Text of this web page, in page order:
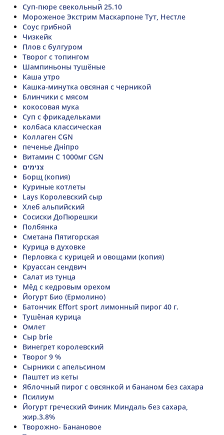
Суп-пюре свекольный 25.10
Мороженое Экстрим Маскарпоне Тут, Нестле
Соус грибной
Чизкейк
Плов с булгуром
Творог с топингом
Шампиньоны тушёные
Каша утро
Кашка-минутка овсяная с черникой
Блинчики с мясом
кокосовая мука
Суп с фрикадельками
колбаса классическая
Коллаген CGN
печенье Дніпро
Витамин С 1000мг CGN
צנימים
Борщ (копия)
Куриные котлеты
Lays Королевский сыр
Хлеб альпийский
Сосиски ДоПюрешки
Полбянка
Сметана Пятигорская
Курица в духовке
Перловка с курицей и овощами (копия)
Круассан сендвич
Салат из тунца
Мёд с кедровым орехом
Йогурт Био (Ермолино)
Батончик Effort sport лимонный пирог 40 г.
Тушёная курица
Омлет
Сыр brie
Винегрет королевский
Творог 9 %
Сырники с апельсином
Паштет из кеты
Яблочный пирог с овсянкой и бананом без сахара
Псилиум
Йогурт греческий Финик Миндаль без сахара,
жир.3.8%
Творожно- Банановое